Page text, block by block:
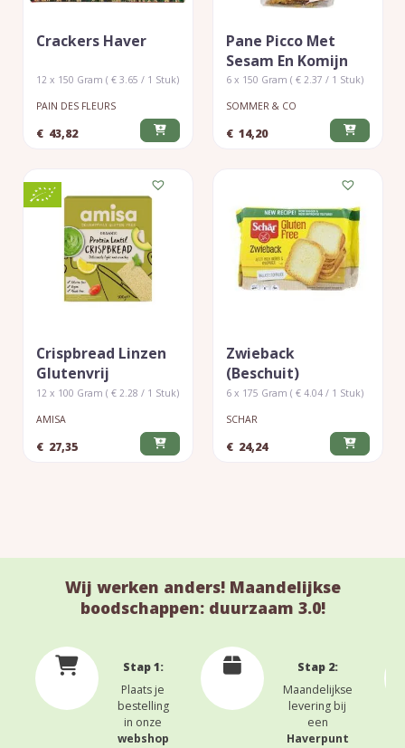
Crackers Haver
12 x 150 Gram ( € 3.65 / 1 Stuk)
PAIN DES FLEURS
€ 43,82
Pane Picco Met
Sesam En Komijn
6 x 150 Gram ( € 2.37 / 1 Stuk)
SOMMER & CO
€ 14,20
Crispbread Linzen
Glutenvrij
12 x 100 Gram ( € 2.28 / 1 Stuk)
AMISA
€ 27,35
Zwieback
(beschuit)
6 x 175 Gram ( € 4.04 / 1 Stuk)
SCHAR
€ 24,24
Wij werken anders! Maandelijkse
boodschappen: duurzaam 3.0!
Stap 1:
Plaats je
bestelling
in onze
webshop
Stap 2:
Maandelijkse
levering bij
een
Haverpunt